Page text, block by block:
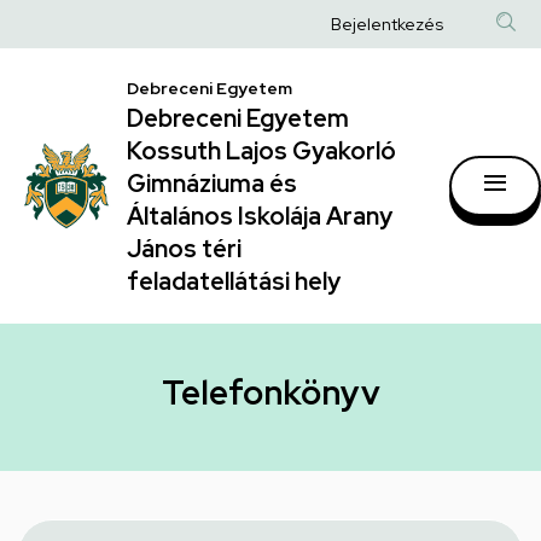
|
Debreceni
Egyetem
Kossuth
Lajos
Gyakorló
Általános
Arany
János
a
Anonim
fiók
menüje
Bejelentkezés
Debreceni Egyetem
Debreceni Egyetem
Kossuth Lajos Gyakorló
Gimnáziuma és
Általános Iskolája Arany
János téri
feladatellátási hely
Telefonkönyv